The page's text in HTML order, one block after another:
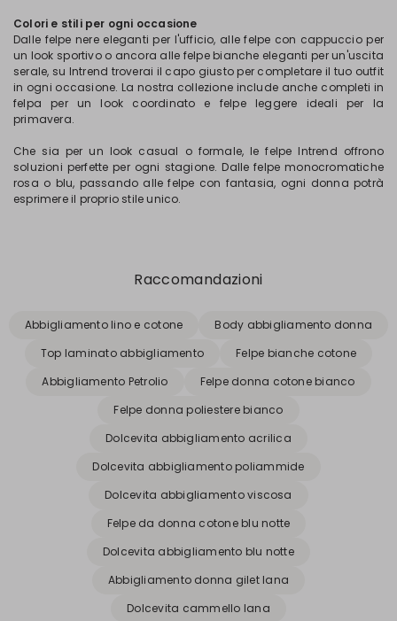
Colori e stili per ogni occasione
Dalle felpe nere eleganti per l'ufficio, alle felpe con cappuccio per
un look sportivo o ancora alle felpe bianche eleganti per un'uscita
serale, su Intrend troverai il capo giusto per completare il tuo outfit
in ogni occasione. La nostra collezione include anche completi in
felpa per un look coordinato e felpe leggere ideali per la
primavera.
Che sia per un look casual o formale, le felpe Intrend offrono
soluzioni perfette per ogni stagione. Dalle felpe monocromatiche
rosa o blu, passando alle felpe con fantasia, ogni donna potrà
esprimere il proprio stile unico.
Raccomandazioni
Abbigliamento lino e cotone
Body abbigliamento donna
Top laminato abbigliamento
Felpe bianche cotone
Abbigliamento Petrolio
Felpe donna cotone bianco
Felpe donna poliestere bianco
Dolcevita abbigliamento acrilica
Dolcevita abbigliamento poliammide
Dolcevita abbigliamento viscosa
Felpe da donna cotone blu notte
Dolcevita abbigliamento blu notte
Abbigliamento donna gilet lana
Dolcevita cammello lana